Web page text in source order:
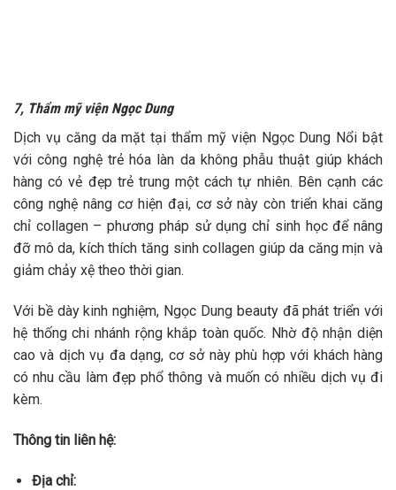
7, Thẩm mỹ viện Ngọc Dung
Dịch vụ căng da mặt tại thẩm mỹ viện Ngọc Dung Nổi bật
với công nghệ trẻ hóa làn da không phẫu thuật giúp khách
hàng có vẻ đẹp trẻ trung một cách tự nhiên. Bên cạnh các
công nghệ nâng cơ hiện đại, cơ sở này còn triển khai căng
chỉ collagen – phương pháp sử dụng chỉ sinh học để nâng
đỡ mô da, kích thích tăng sinh collagen giúp da căng mịn và
giảm chảy xệ theo thời gian.
Với bề dày kinh nghiệm, Ngọc Dung beauty đã phát triển với
hệ thống chi nhánh rộng khắp toàn quốc. Nhờ độ nhận diện
cao và dịch vụ đa dạng, cơ sở này phù hợp với khách hàng
có nhu cầu làm đẹp phổ thông và muốn có nhiều dịch vụ đi
kèm.
Thông tin liên hệ:
Địa chỉ: